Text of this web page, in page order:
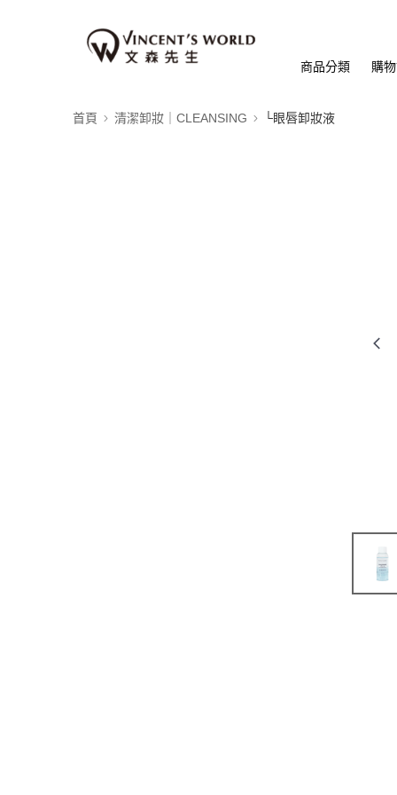
商品分類 購
首頁 清潔卸妝｜CLEANSING └眼唇卸妝液